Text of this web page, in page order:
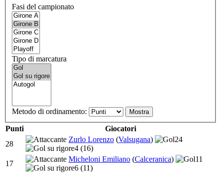
Fasi del campionato
Tipo di marcatura
Metodo di ordinamento:
Punti
Giocatori
28
Zurlo Lorenzo (Valsugana)
24
4 (16)
17
Micheloni Emiliano (Calceranica)
11
6 (11)